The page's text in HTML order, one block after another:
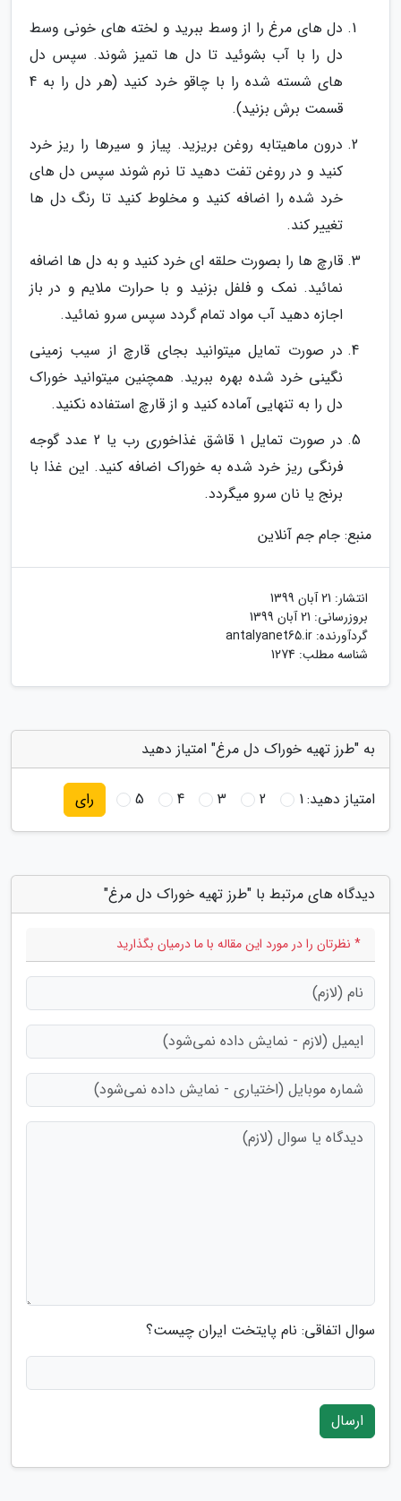
دل های مرغ را از وسط ببرید و لخته های خونی وسط
دل را با آب بشوئید تا دل ها تمیز شوند. سپس دل
های شسته شده را با چاقو خرد کنید (هر دل را به 4
قسمت برش بزنید).
درون ماهیتابه روغن بریزید. پیاز و سیرها را ریز خرد
کنید و در روغن تفت دهید تا نرم شوند سپس دل های
خرد شده را اضافه کنید و مخلوط کنید تا رنگ دل ها
تغییر کند.
قارچ ها را بصورت حلقه ای خرد کنید و به دل ها اضافه
نمائید. نمک و فلفل بزنید و با حرارت ملایم و در باز
اجازه دهید آب مواد تمام گردد سپس سرو نمائید.
در صورت تمایل میتوانید بجای قارچ از سیب زمینی
نگینی خرد شده بهره ببرید. همچنین میتوانید خوراک
دل را به تنهایی آماده کنید و از قارچ استفاده نکنید.
در صورت تمایل 1 قاشق غذاخوری رب یا 2 عدد گوجه
فرنگی ریز خرد شده به خوراک اضافه کنید. این غذا با
برنج یا نان سرو میگردد.
منبع: جام جم آنلاین
انتشار: 21 آبان 1399
بروزرسانی: 21 آبان 1399
گردآورنده: antalyanet65.ir
شناسه مطلب: 1274
به "طرز تهیه خوراک دل مرغ" امتیاز دهید
امتیاز دهید:1
2
3
4
5 رای
دیدگاه های مرتبط با "طرز تهیه خوراک دل مرغ"
* نظرتان را در مورد این مقاله با ما درمیان بگذارید
سوال اتفاقی: نام پایتخت ایران چیست؟
ارسال